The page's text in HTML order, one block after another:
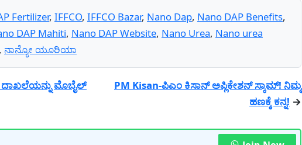
Fertilizer, IFFCO, IFFCO Bazar, Nano Dap, Nano DAP Benefits,
DAP Mahiti, Nano DAP Website, Nano Urea, Nano urea
, ನಾನ್ಯೋ ಯೂರಿಯಾ
ಮೊಬೈಲ್
PM Kisan-ಪಿಎಂ ಕಿಸಾನ್ ಅಪ್ಲಿಕೇಶನ್ ಸ್ಕಾಮ್! ನಿಮ್ಮ
ಹಣಕ್ಕೆ ಕನ್ನ! →